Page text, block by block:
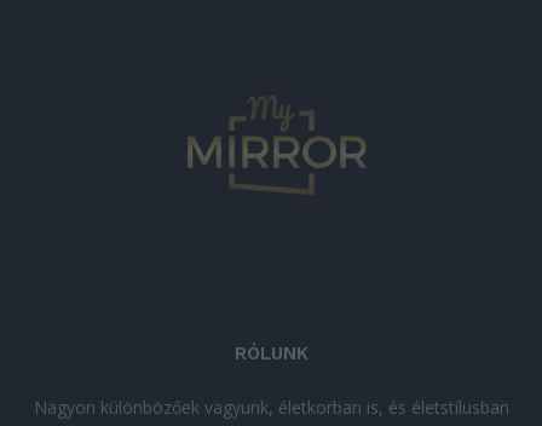
RÓLUNK
Nagyon különbözőek vagyunk, életkorban is, és életstílusban